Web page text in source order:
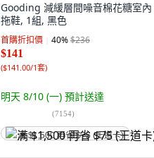
Gooding 減緩層間噪音棉花糖室內
拖鞋, 1組, 黑色
首購折扣價 40%$236
$141
($141.00/1套)
明天 8/10 (一) 預計送達
(7154)
满 $1,500 再省 $75 (王道卡)